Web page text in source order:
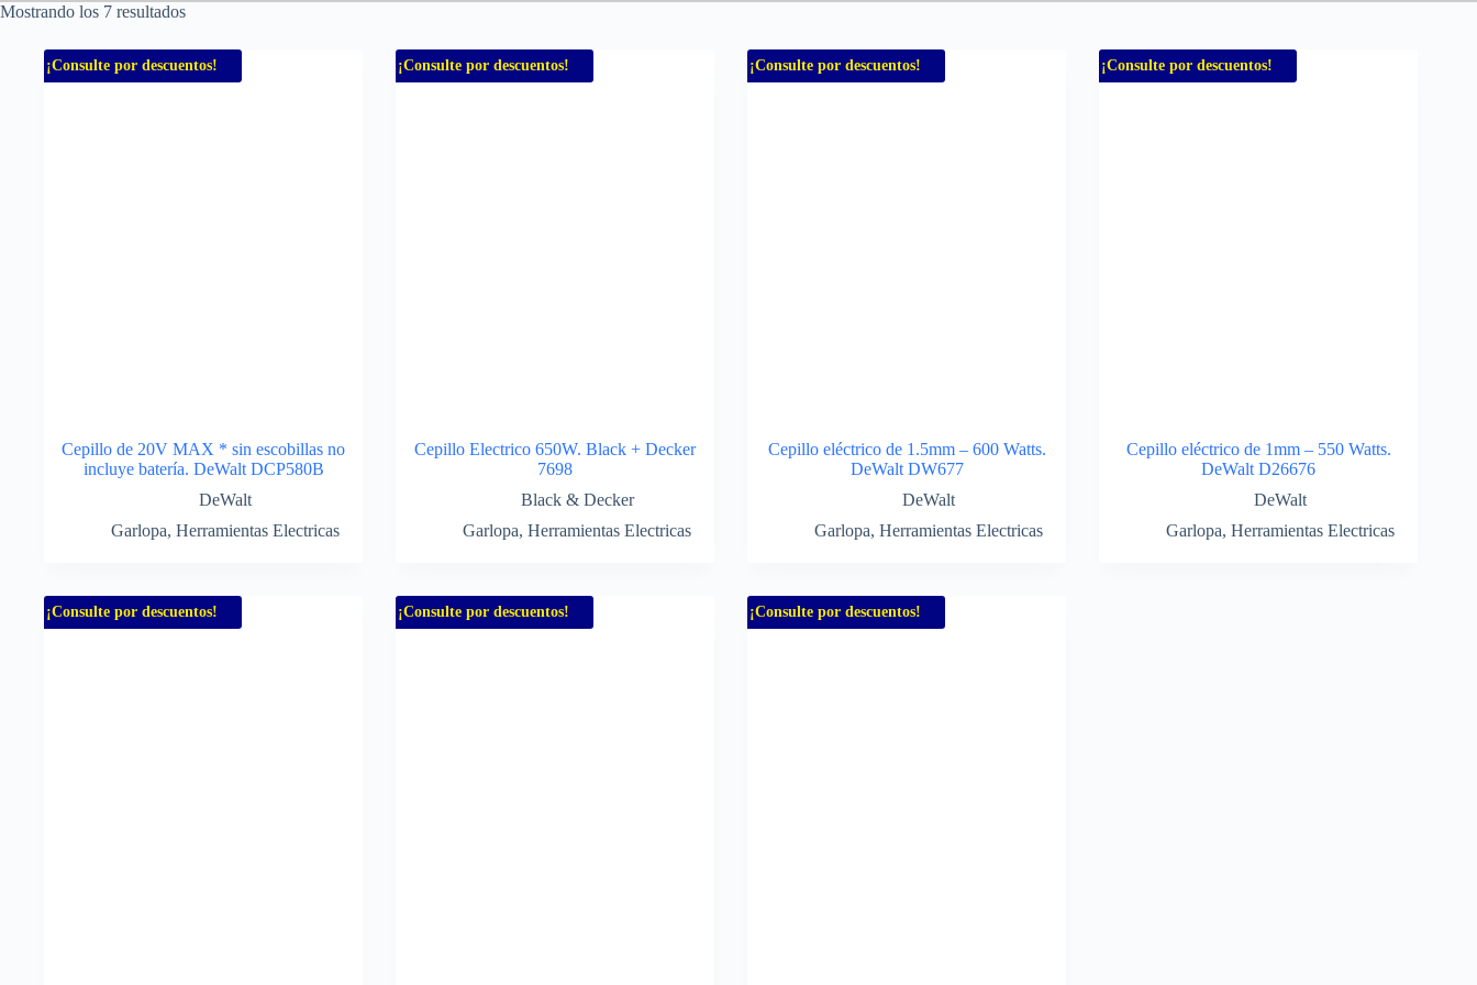
Mostrando los 7 resultados
¡Consulte por descuentos!
Cepillo de 20V MAX * sin escobillas no
incluye batería. DeWalt DCP580B
DeWalt
Garlopa, Herramientas Electricas
¡Consulte por descuentos!
Cepillo Electrico 650W. Black + Decker
7698
Black & Decker
Garlopa, Herramientas Electricas
¡Consulte por descuentos!
Cepillo eléctrico de 1.5mm – 600 Watts.
DeWalt DW677
DeWalt
Garlopa, Herramientas Electricas
¡Consulte por descuentos!
Cepillo eléctrico de 1mm – 550 Watts.
DeWalt D26676
DeWalt
Garlopa, Herramientas Electricas
¡Consulte por descuentos! ¡Consulte por descuentos! ¡Consulte por descuentos!